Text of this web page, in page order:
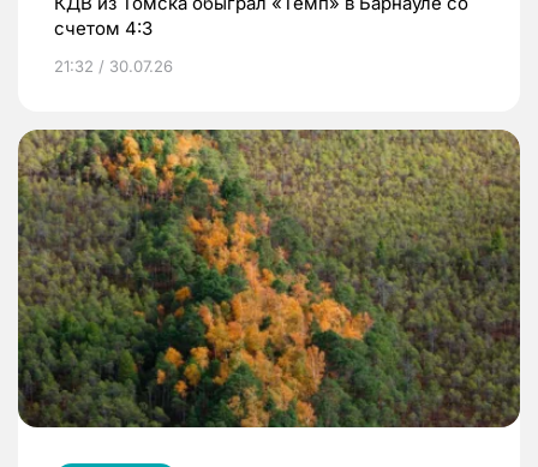
счетом 4:3
21:32 / 30.07.26